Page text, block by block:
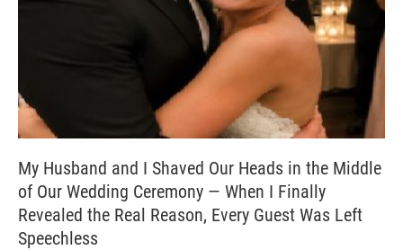
My Husband and I Shaved Our Heads in the Middle
of Our Wedding Ceremony — When I Finally
Revealed the Real Reason, Every Guest Was Left
Speechless